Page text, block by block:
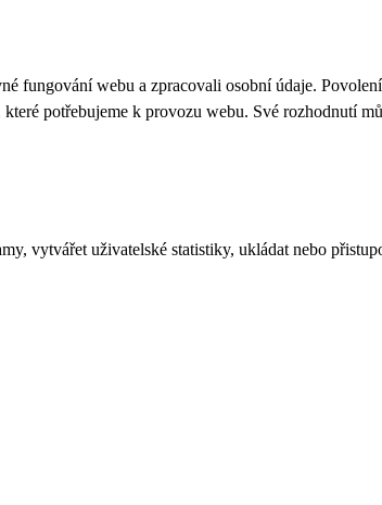
fungování webu a zpracovali osobní údaje.
potřebujeme k provozu webu. Své rozhodnutí
vytvářet uživatelské statistiky, ukládat nebo